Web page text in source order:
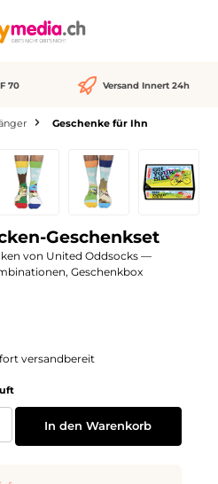
70 Versand Innert 24h
Geschenke für Ihn
Geschenkset
von United Oddsocks —
Geschenkbox
versandbereit
Wert ein oder benutze die
In den Warenkorb